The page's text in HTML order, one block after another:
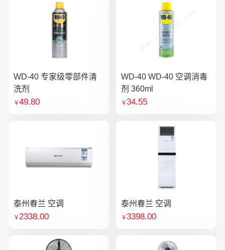
WD-40 专家级零部件清
洗剂
￥49.80
WD-40 WD-40 空调消毒
剂 360ml
￥34.55
泰州春兰 空调
￥2338.00
泰州春兰 空调
￥3398.00